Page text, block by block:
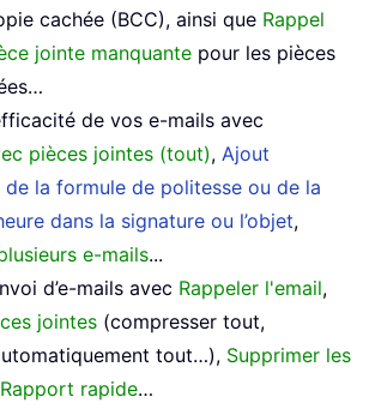
cachée (BCC), ainsi que Rappel
jointe manquante pour les pièces
de vos e-mails avec
pièces jointes (tout), Ajout
la formule de politesse ou de la
dans la signature ou l’objet,
e-mails...
d’e-mails avec Rappeler l'email,
jointes (compresser tout,
tout…), Supprimer les
Rapport rapide…